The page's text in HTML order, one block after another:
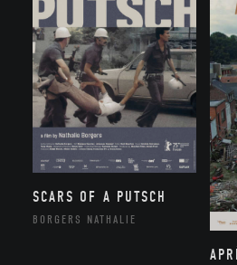
SCARS OF A PUTSCH
BORGERS NATHALIE